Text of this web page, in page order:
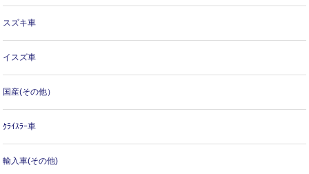
スズキ車
イスズ車
国産(その他）
ｸﾗｲｽﾗｰ車
輸入車(その他)